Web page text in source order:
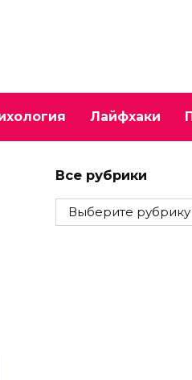
Лайфхаки
Все рубрики
Все
рубрики